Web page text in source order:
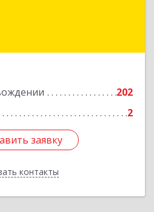
202
2
заявку
контакты
Респ, Нальчик г,
заявку
Назад